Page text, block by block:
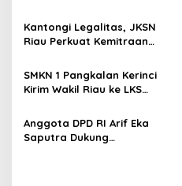
s
Masih Didalami
Kantongi Legalitas, JKSN
Riau Perkuat Kemitraan
Ketahanan Bangsa
SMKN 1 Pangkalan Kerinci
Kirim Wakil Riau ke LKS
Anggota DPD RI Arif Eka
Saputra Dukung